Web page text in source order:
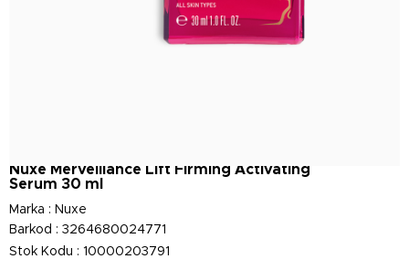
Nuxe Merveillance Lift Firming Activating
Serum 30 ml
Marka : Nuxe
Barkod : 3264680024771
Stok Kodu
10000203791